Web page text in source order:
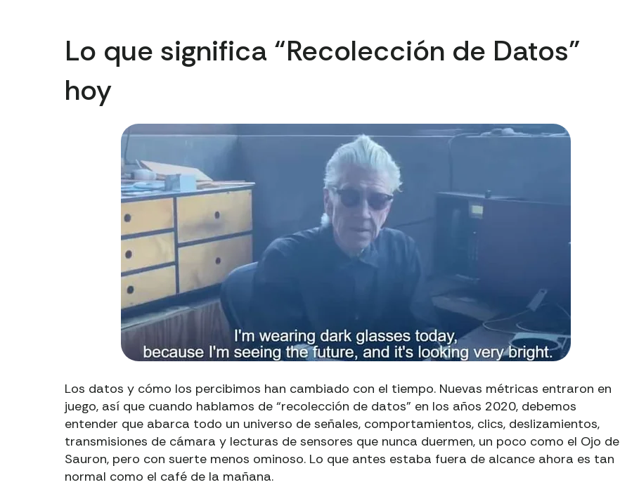
Lo que significa “Recolección de Datos”
hoy
Los datos y cómo los percibimos han cambiado con el tiempo. Nuevas métricas entraron en
juego, así que cuando hablamos de “recolección de datos” en los años 2020, debemos
entender que abarca todo un universo de señales, comportamientos, clics, deslizamientos,
transmisiones de cámara y lecturas de sensores que nunca duermen, un poco como el Ojo de
Sauron, pero con suerte menos ominoso. Lo que antes estaba fuera de alcance ahora es tan
normal como el café de la mañana.